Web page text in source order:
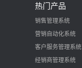
热门产品
销售管理系统
营销自动化系统
客户服务管理系统
经销商管理系统